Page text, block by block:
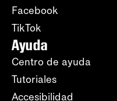
Facebook
TikTok
Ayuda
Centro de ayuda
Tutoriales
Accesibilidad